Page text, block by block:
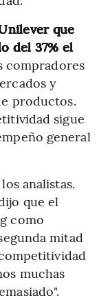
que
del 37% el
compradores
y
productos.
sigue
general
analistas.
que el
como
mitad
muchas